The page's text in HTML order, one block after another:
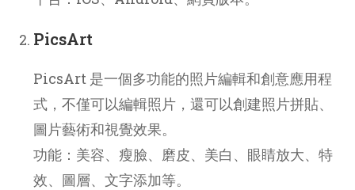
PicsArt
PicsArt 是一個多功能的照片編輯和創意應用程
式，不僅可以編輯照片，還可以創建照片拼貼、
圖片藝術和視覺效果。
功能：美容、瘦臉、磨皮、美白、眼睛放大、特
效、圖層、文字添加等。